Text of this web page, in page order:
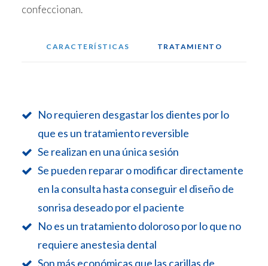
confeccionan.
CARACTERÍSTICAS TRATAMIENTO
No requieren desgastar los dientes por lo
que es un tratamiento reversible
Se realizan en una única sesión
Se pueden reparar o modificar directamente
en la consulta hasta conseguir el diseño de
sonrisa deseado por el paciente
No es un tratamiento doloroso por lo que no
requiere anestesia dental
Son más económicas que las carillas de